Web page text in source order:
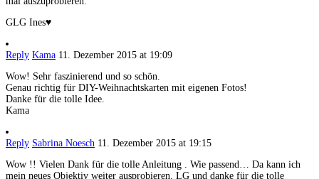
GLG Ines♥
Reply Kama 11. Dezember 2015 at 19:09
Wow! Sehr faszinierend und so schön.
Genau richtig für DIY-Weihnachtskarten mit eigenen Fotos!
Danke für die tolle Idee.
Kama
Reply Sabrina Noesch 11. Dezember 2015 at 19:15
Wow !! Vielen Dank für die tolle Anleitung . Wie passend… Da kann ich
mein neues Objektiv weiter ausprobieren. LG und danke für die tolle